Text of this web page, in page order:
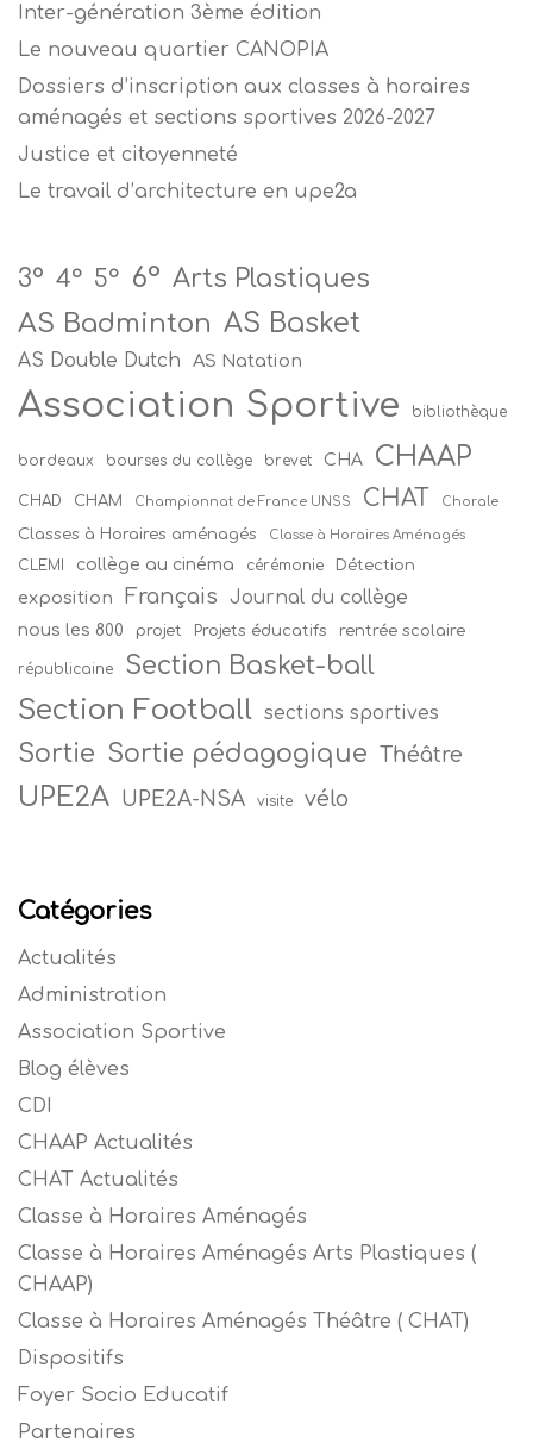
Inter-génération 3ème édition
Le nouveau quartier CANOPIA
Dossiers d’inscription aux classes à horaires
aménagés et sections sportives 2026-2027
Justice et citoyenneté
Le travail d’architecture en upe2a
3° 4° 5° 6° Arts Plastiques
AS Badminton AS Basket
AS Double Dutch AS Natation
Association Sportive bibliothèque
bordeaux bourses du collège brevet CHA CHAAP
CHAD CHAM Championnat de France UNSS CHAT Chorale
Classes à Horaires aménagés Classe à Horaires Aménagés
CLEMI collège au cinéma cérémonie Détection
exposition Français Journal du collège
nous les 800 projet Projets éducatifs rentrée scolaire
républicaine Section Basket-ball
Section Football sections sportives
Sortie Sortie pédagogique Théâtre
UPE2A UPE2A-NSA visite vélo
Catégories
Actualités
Administration
Association Sportive
Blog élèves
CDI
CHAAP Actualités
CHAT Actualités
Classe à Horaires Aménagés
Classe à Horaires Aménagés Arts Plastiques (
CHAAP)
Classe à Horaires Aménagés Théâtre ( CHAT)
Dispositifs
Foyer Socio Educatif
Partenaires